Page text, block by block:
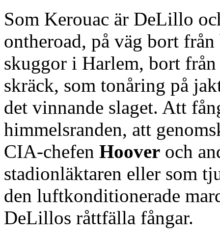
Som Kerouac är DeLillo
ontheroad, på väg bort
skuggor i Harlem, bort
skräck, som tonåring på
det vinnande slaget. Att
himmelsranden, att
CIA-chefen Hoover och
stadionläktaren eller som
den luftkonditionerade
DeLillos råttfälla fångar.